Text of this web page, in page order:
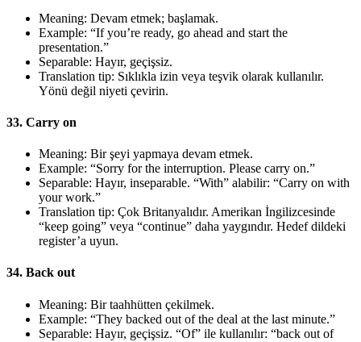
Meaning: Devam etmek; başlamak.
Example: “If you’re ready, go ahead and start the
presentation.”
Separable: Hayır, geçişsiz.
Translation tip: Sıklıkla izin veya teşvik olarak kullanılır.
Yönü değil niyeti çevirin.
33. Carry on
Meaning: Bir şeyi yapmaya devam etmek.
Example: “Sorry for the interruption. Please carry on.”
Separable: Hayır, inseparable. “With” alabilir: “Carry on with
your work.”
Translation tip: Çok Britanyalıdır. Amerikan İngilizcesinde
“keep going” veya “continue” daha yaygındır. Hedef dildeki
register’a uyun.
34. Back out
Meaning: Bir taahhütten çekilmek.
Example: “They backed out of the deal at the last minute.”
Separable: Hayır, geçişsiz. “Of” ile kullanılır: “back out of